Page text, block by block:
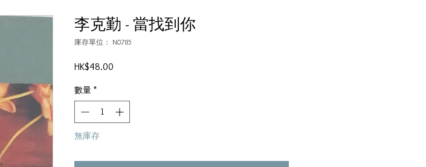
李克勤 - 當找到你
庫存單位： N0785
HK$48.00
數量 *
無庫存